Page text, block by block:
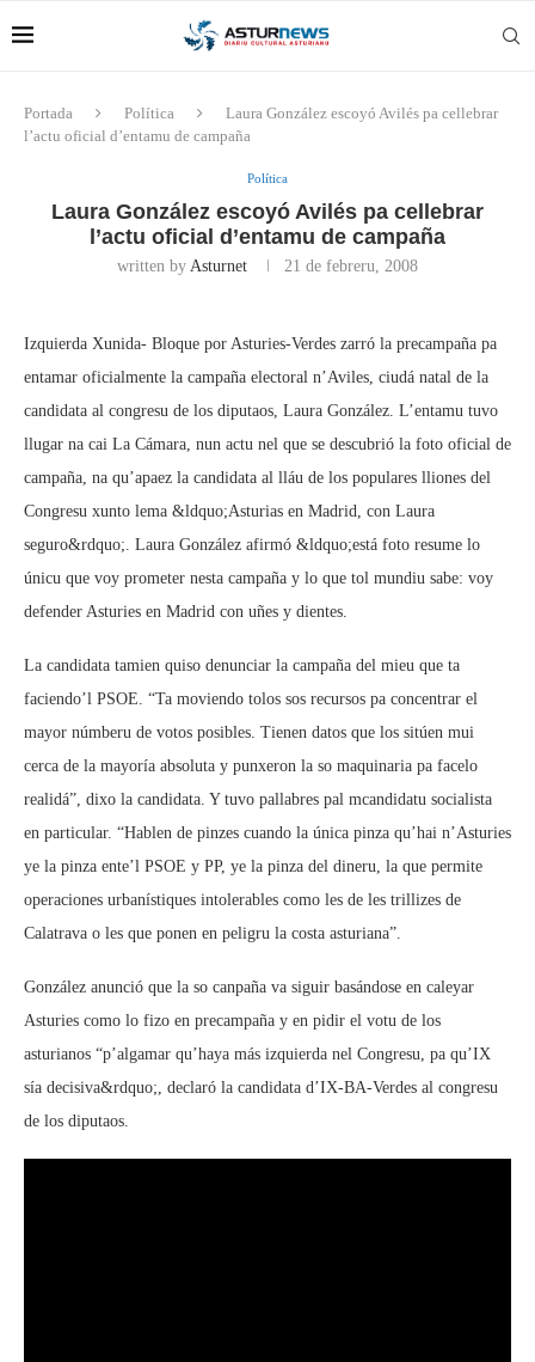
Portada Política
Laura González escoyó Avilés pa cellebrar
l’actu oficial d’entamu de campaña
Política
Laura González escoyó Avilés pa cellebrar
l’actu oficial d’entamu de campaña
written by Asturnet 21 de febreru, 2008
Izquierda Xunida- Bloque por Asturies-Verdes zarró la precampaña pa
entamar oficialmente la campaña electoral n’Aviles, ciudá natal de la
candidata al congresu de los diputaos, Laura González. L’entamu tuvo
llugar na cai La Cámara, nun actu nel que se descubrió la foto oficial de
campaña, na qu’apaez la candidata al lláu de los populares lliones del
Congresu xunto lema &ldquo;Asturias en Madrid, con Laura
seguro&rdquo;. Laura González afirmó &ldquo;está foto resume lo
únicu que voy prometer nesta campaña y lo que tol mundiu sabe: voy
defender Asturies en Madrid con uñes y dientes.
La candidata tamien quiso denunciar la campaña del mieu que ta
faciendo’l PSOE. “Ta moviendo tolos sos recursos pa concentrar el
mayor númberu de votos posibles. Tienen datos que los sitúen mui
cerca de la mayoría absoluta y punxeron la so maquinaria pa facelo
realidá”, dixo la candidata. Y tuvo pallabres pal mcandidatu socialista
en particular. “Hablen de pinzes cuando la única pinza qu’hai n’Asturies
ye la pinza ente’l PSOE y PP, ye la pinza del dineru, la que permite
operaciones urbanístiques intolerables como les de les trillizes de
Calatrava o les que ponen en peligru la costa asturiana”.
González anunció que la so canpaña va siguir basándose en caleyar
Asturies como lo fizo en precampaña y en pidir el votu de los
asturianos “p’algamar qu’haya más izquierda nel Congresu, pa qu’IX
sía decisiva&rdquo;, declaró la candidata d’IX-BA-Verdes al congresu
de los diputaos.